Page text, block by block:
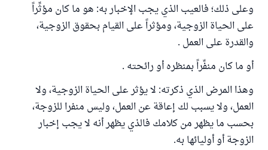
وعلى ذلك؛ فالعيب الذي يجب الإخبار به: هو ما كان مؤثِّراً
على الحياة الزوجية، ومؤثراً على القيام بحقوق الزوجية،
والقدرة على العمل .
أو ما كان منفِّراً بمنظره أو رائحته .
وهذا المرض الذي ذكرته: لا يؤثر على الحياة الزوجية، ولا
العمل، ولا يسبب لك إعاقة عن العمل، وليس منفرا للزوجة،
بحسب ما يظهر من كلامك فالذي يظهر أنه لا يجب إخبار
الزوجة أو أوليائها به.